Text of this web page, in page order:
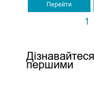
Перейти
1
першими